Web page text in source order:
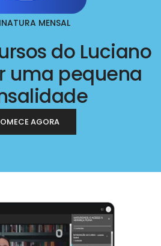
MENSAL
do Luciano
uma pequena
AGORA